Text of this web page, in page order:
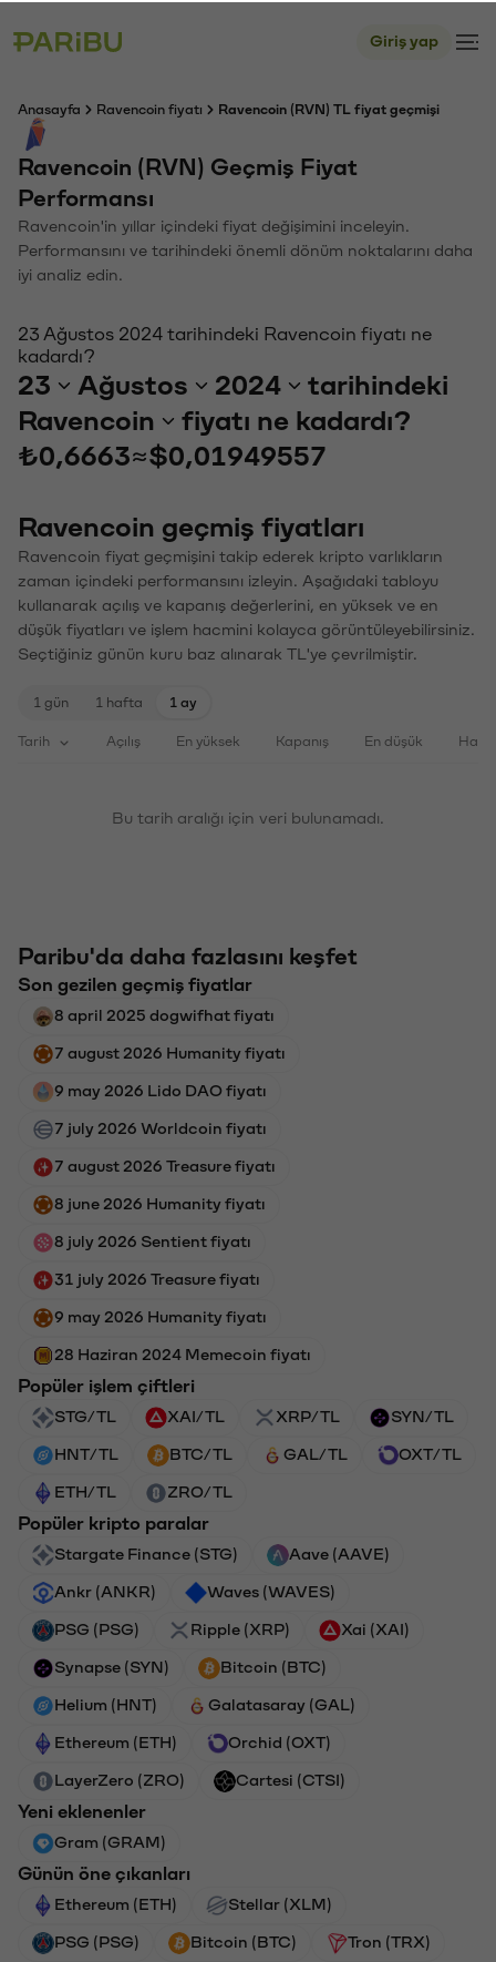
Giriş yap
Anasayfa Ravencoin fiyatı Ravencoin (RVN) TL fiyat geçmişi
Ravencoin (RVN) Geçmiş Fiyat
Performansı
Ravencoin'in yıllar içindeki fiyat değişimini inceleyin.
Performansını ve tarihindeki önemli dönüm noktalarını daha
iyi analiz edin.
23 Ağustos 2024 tarihindeki Ravencoin fiyatı ne
kadardı?
23 Ağustos 2024
tarihindeki
Ravencoin
fiyatı ne kadardı?
₺0,6663≈$0,01949557
Ravencoin geçmiş fiyatları
Ravencoin fiyat geçmişini takip ederek kripto varlıkların
zaman içindeki performansını izleyin. Aşağıdaki tabloyu
kullanarak açılış ve kapanış değerlerini, en yüksek ve en
düşük fiyatları ve işlem hacmini kolayca görüntüleyebilirsiniz.
Seçtiğiniz günün kuru baz alınarak TL'ye çevrilmiştir.
1 gün 1 hafta 1 ay
Tarih Açılış En yüksek Kapanış En düşük
Bu tarih aralığı için veri bulunamadı.
Paribu'da daha fazlasını keşfet
Son gezilen geçmiş fiyatlar
8 april 2025 dogwifhat fiyatı
7 august 2026 Humanity fiyatı
9 may 2026 Lido DAO fiyatı
7 july 2026 Worldcoin fiyatı
7 august 2026 Treasure fiyatı
8 june 2026 Humanity fiyatı
8 july 2026 Sentient fiyatı
31 july 2026 Treasure fiyatı
9 may 2026 Humanity fiyatı
28 Haziran 2024 Memecoin fiyatı
Popüler işlem çiftleri
STG/TL XAI/TL XRP/TL SYN/TL
HNT/TL BTC/TL GAL/TL OXT/TL
ETH/TL ZRO/TL
Popüler kripto paralar
Stargate Finance (STG) Aave (AAVE)
Ankr (ANKR) Waves (WAVES)
PSG (PSG) Ripple (XRP) Xai (XAI)
Synapse (SYN) Bitcoin (BTC)
Helium (HNT) Galatasaray (GAL)
Ethereum (ETH) Orchid (OXT)
LayerZero (ZRO) Cartesi (CTSI)
Yeni eklenenler
Gram (GRAM)
Günün öne çıkanları
Ethereum (ETH) Stellar (XLM)
PSG (PSG) Bitcoin (BTC) Tron (TRX)